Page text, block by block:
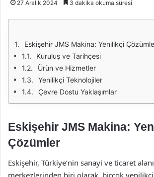
27 Aralık 2024 3 dakika okuma süresi
Eskişehir JMS Makina: Yenilikçi
Kuruluş ve Tarihçesi
Ürün ve Hizmetler
Yenilikçi Teknolojiler
Çevre Dostu Yaklaşımlar
Eskişehir JMS Makina:
Çözümler
Eskişehir, Türkiye’nin sanayi ve ticaret
merkezlerinden biri olarak, birçok